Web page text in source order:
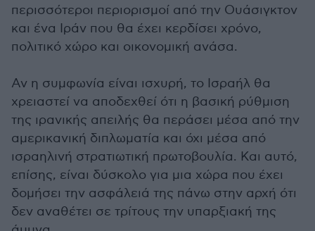
περισσότεροι περιορισμοί από την Ουάσιγκτον
και ένα Ιράν που θα έχει κερδίσει χρόνο,
πολιτικό χώρο και οικονομική ανάσα.
Αν η συμφωνία είναι ισχυρή, το Ισραήλ θα
χρειαστεί να αποδεχθεί ότι η βασική ρύθμιση
της ιρανικής απειλής θα περάσει μέσα από την
αμερικανική διπλωματία και όχι μέσα από
ισραηλινή στρατιωτική πρωτοβουλία. Και αυτό,
επίσης, είναι δύσκολο για μια χώρα που έχει
δομήσει την ασφάλειά της πάνω στην αρχή ότι
δεν αναθέτει σε τρίτους την υπαρξιακή της